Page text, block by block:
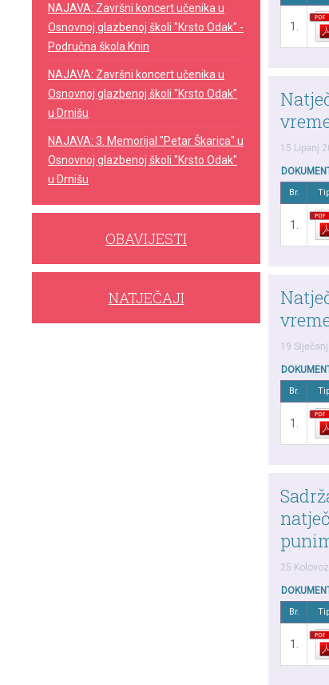
1.
15 Lipanj
Br.
1.
19 Siječanj
Br.
1.
25
Br.
1.
NAJAVA: Završni koncert učenika u
Osnovnoj glazbenoj školi "Krsto Odak" -
Područna škola Knin
NAJAVA: Završni koncert učenika u
Osnovnoj glazbenoj školi "Krsto Odak"
u Drnišu
NAJAVA: 3. Memorijal "Petar Škarica" u
Osnovnoj glazbenoj školi "Krsto Odak"
u Drnišu
OBAVIJESTI
NATJEČAJI